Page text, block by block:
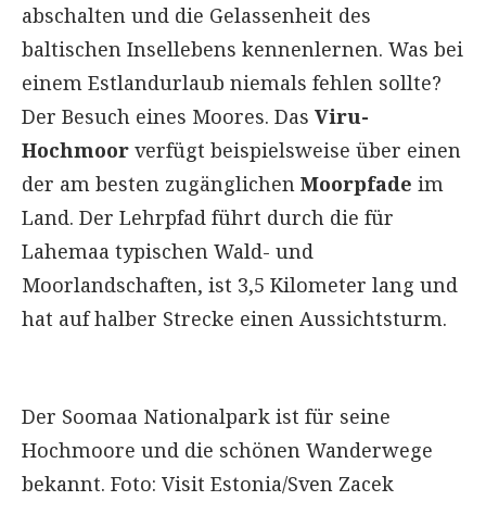
abschalten und die Gelassenheit des
baltischen Insellebens kennenlernen. Was bei
einem Estlandurlaub niemals fehlen sollte?
Der Besuch eines Moores. Das Viru-
Hochmoor verfügt beispielsweise über einen
der am besten zugänglichen Moorpfade im
Land. Der Lehrpfad führt durch die für
Lahemaa typischen Wald- und
Moorlandschaften, ist 3,5 Kilometer lang und
hat auf halber Strecke einen Aussichtsturm.
Der Soomaa Nationalpark ist für seine
Hochmoore und die schönen Wanderwege
bekannt. Foto: Visit Estonia/Sven Zacek